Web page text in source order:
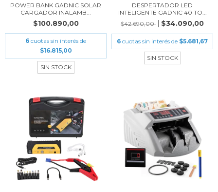
POWER BANK GADNIC SOLAR
CARGADOR INALAMB...
$100.890,00
6 cuotas sin interés de
$16.815,00
SIN STOCK
DESPERTADOR LED
INTELIGENTE GADNIC 40 TO...
$42.690,00
$34.090,00
6 cuotas sin interés de $5.681,67
SIN STOCK